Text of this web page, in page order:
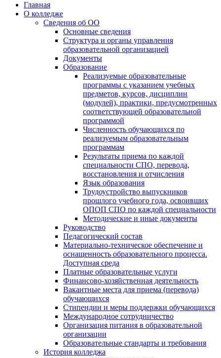
Главная
О колледже
Сведения об ОО
Основные сведения
Структура и органы управления
образовательной организацией
Документы
Образование
Реализуемые образовательные
программы с указанием учебных
предметов, курсов, дисциплин
(модулей), практики, предусмотренных
соответствующей образовательной
программой
Численность обучающихся по
реализуемым образовательным
программам
Результаты приема по каждой
специальности СПО, перевода,
восстановления и отчисления
Язык образования
Трудоустройство выпускников
прошлого учебного года, освоивших
ОПОП СПО по каждой специальности
Методические и иные документы
Руководство
Педагогический состав
Материально-техническое обеспечение и
оснащенность образовательного процесса.
Доступная среда
Платные образовательные услуги
Финансово-хозяйственная деятельность
Вакантные места для приема (перевода)
обучающихся
Стипендии и меры поддержки обучающихся
Международное сотрудничество
Организация питания в образовательной
организации
Образовательные стандарты и требования
История колледжа